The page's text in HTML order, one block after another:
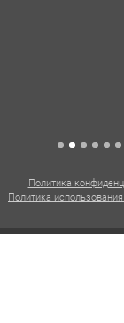
Политика
Политика